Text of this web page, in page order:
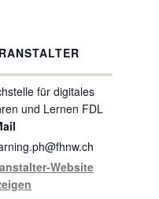
für digitales
und Lernen FDL
Website